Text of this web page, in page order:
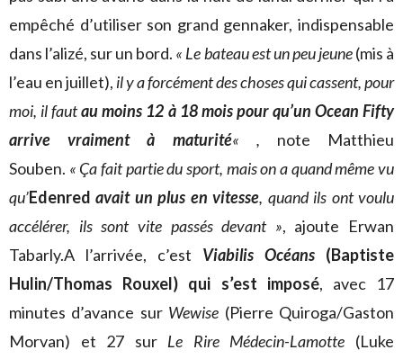
empêché d’utiliser son grand gennaker, indispensable
dans l’alizé, sur un bord. « Le bateau est un peu jeune(mis à
l’eau en juillet), il y a forcément des choses qui cassent, pour
moi, il fautau moins 12 à 18 mois pour qu’un Ocean Fifty
arrive vraiment à maturité« , note Matthieu
Souben. « Ça fait partie du sport, mais on a quand même vu
qu’Edenred avait un plus en vitesse, quand ils ont voulu
accélérer, ils sont vite passés devant », ajoute Erwan
Tabarly.A l’arrivée, c’est Viabilis Océans (Baptiste
Hulin/Thomas Rouxel) qui s’est imposé, avec 17
minutes d’avance sur Wewise (Pierre Quiroga/Gaston
Morvan) et 27 sur Le Rire Médecin-Lamotte (Luke